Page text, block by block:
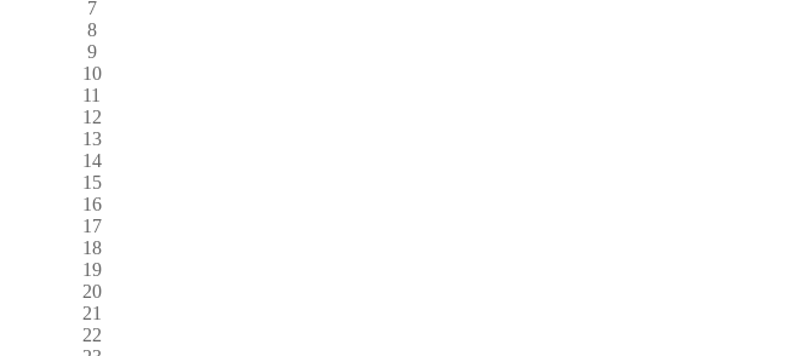
7
8
9
10
11
12
13
14
15
16
17
18
19
20
21
22